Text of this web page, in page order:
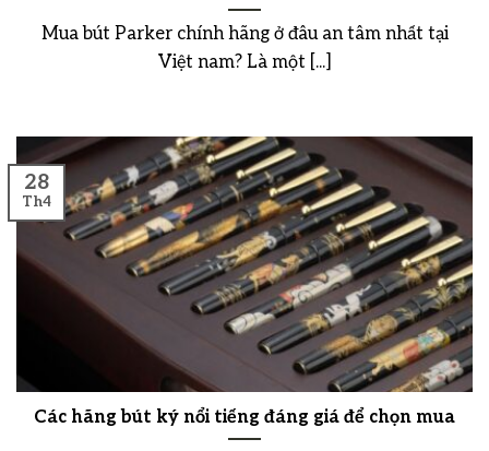
Mua bút Parker chính hãng ở đâu an tâm nhất tại
Việt nam? Là một [...]
Các hãng bút ký nổi tiếng đáng giá để chọn mua
28
Th4